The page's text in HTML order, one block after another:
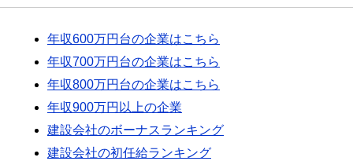
年収600万円台の企業はこちら
年収700万円台の企業はこちら
年収800万円台の企業はこちら
年収900万円以上の企業
建設会社のボーナスランキング
建設会社の初任給ランキング